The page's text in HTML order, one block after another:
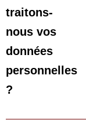
traitons-
nous vos
données
personnelles
?